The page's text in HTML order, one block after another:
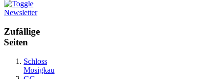
Newsletter
Zufällige
Seiten
Schloss
Mosigkau